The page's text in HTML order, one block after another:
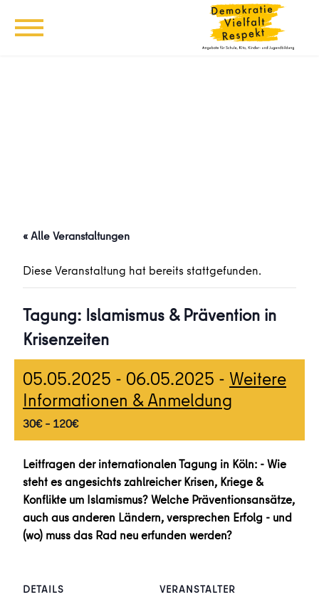
« Alle Veranstaltungen
Diese Veranstaltung hat bereits stattgefunden.
Tagung: Islamismus & Prävention in
Krisenzeiten
05.05.2025 - 06.05.2025 - Weitere
Informationen & Anmeldung
30€ – 120€
Leitfragen der internationalen Tagung in Köln: - Wie
steht es angesichts zahlreicher Krisen, Kriege &
Konflikte um Islamismus? Welche Präventionsansätze,
auch aus anderen Ländern, versprechen Erfolg - und
(wo) muss das Rad neu erfunden werden?
DETAILS
VERANSTALTER